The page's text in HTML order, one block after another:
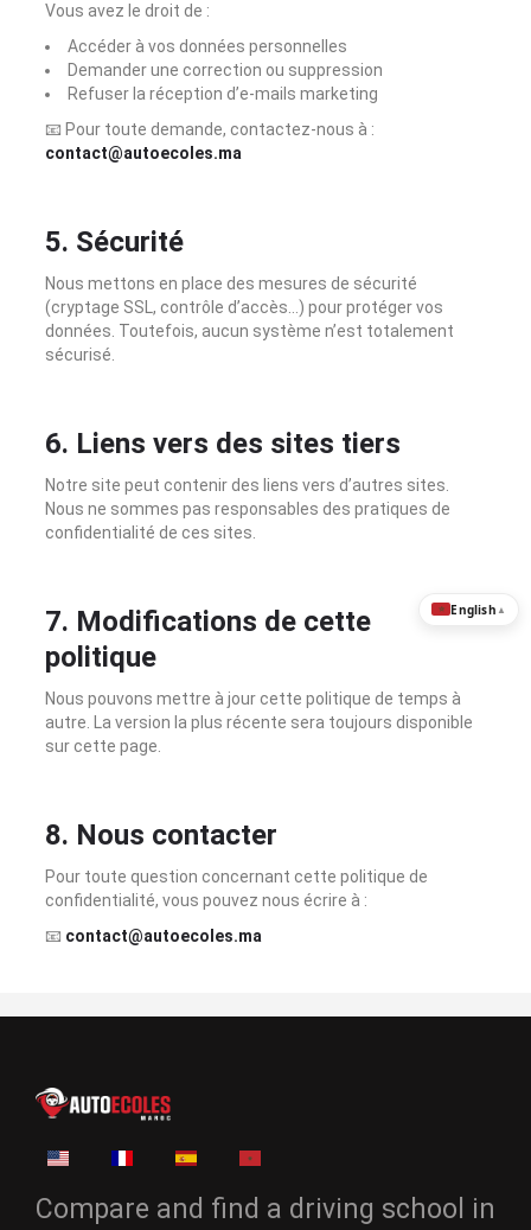
Vous avez le droit de :
Accéder à vos données personnelles
Demander une correction ou suppression
Refuser la réception d’e-mails marketing
📧 Pour toute demande, contactez-nous à :
contact@autoecoles.ma
5. Sécurité
Nous mettons en place des mesures de sécurité
(cryptage SSL, contrôle d’accès…) pour protéger vos
données. Toutefois, aucun système n’est totalement
sécurisé.
6. Liens vers des sites tiers
Notre site peut contenir des liens vers d’autres sites.
Nous ne sommes pas responsables des pratiques de
confidentialité de ces sites.
7. Modifications de cette
politique
Nous pouvons mettre à jour cette politique de temps à
autre. La version la plus récente sera toujours disponible
sur cette page.
8. Nous contacter
Pour toute question concernant cette politique de
confidentialité, vous pouvez nous écrire à :
📧 contact@autoecoles.ma
English ▲
Compare and find a driving school in